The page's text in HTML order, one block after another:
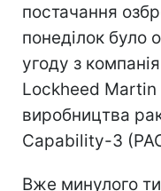
постачання
понеділок було
угоду з
Lockheed Martin
виробництва
Capability-3
Вже минулого